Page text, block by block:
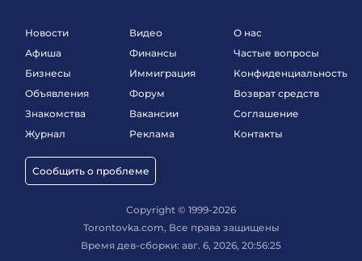
Новости
Афиша
Бизнесы
Объявления
Знакомства
Журнал
Сообщить о проблеме
Видео
Финансы
Иммиграция
Форум
Вакансии
Реклама
О нас
Частые вопросы
Конфиденциальность
Возврат средств
Соглашение
Контакты
Copyright © 1999-2026
Torontovka.com, Все права защищены
Время дев-сборки: авг. 6, 2026, 20:56:25